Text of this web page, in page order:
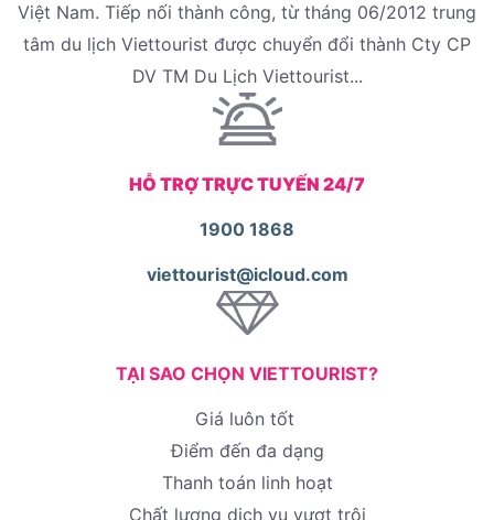
Việt Nam. Tiếp nối thành công, từ tháng 06/2012 trung
tâm du lịch Viettourist được chuyển đổi thành Cty CP
DV TM Du Lịch Viettourist...
HỖ TRỢ TRỰC TUYẾN 24/7
1900 1868
viettourist@icloud.com
TẠI SAO CHỌN VIETTOURIST?
Giá luôn tốt
Điểm đến đa dạng
Thanh toán linh hoạt
Chất lượng dịch vụ vượt trội